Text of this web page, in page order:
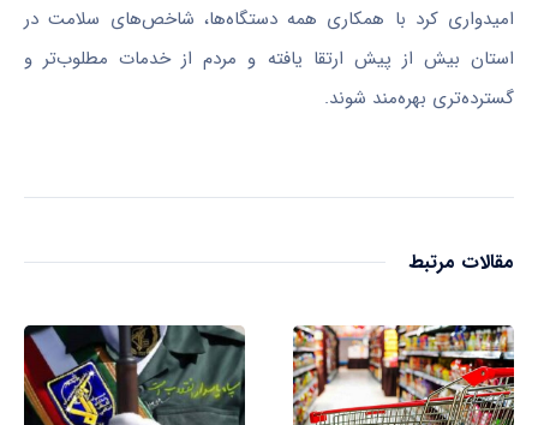
امیدواری کرد با همکاری همه دستگاه‌ها، شاخص‌های سلامت در
استان بیش از پیش ارتقا یافته و مردم از خدمات مطلوب‌تر و
گسترده‌تری بهره‌مند شوند.
مقالات مرتبط